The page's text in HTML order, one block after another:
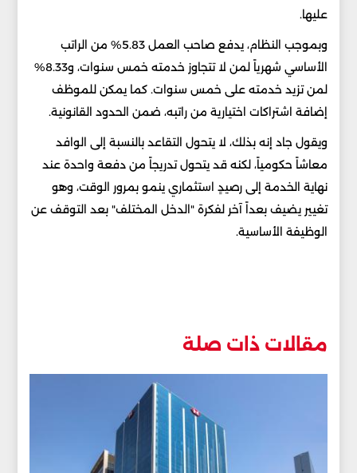
عليها.
وبموجب النظام، يدفع صاحب العمل 5.83% من الراتب
الأساسي شهرياً لمن لا تتجاوز خدمته خمس سنوات، و8.33%
لمن تزيد خدمته على خمس سنوات. كما يمكن للموظف
إضافة اشتراكات اختيارية من راتبه، ضمن الحدود القانونية.
ويقول جاد إنه بذلك، لا يتحول التقاعد بالنسبة إلى الوافد
معاشاً حكومياً، لكنه قد يتحول تدريجاً من دفعة واحدة عند
نهاية الخدمة إلى رصيدٍ استثماري ينمو بمرور الوقت، وهو
تغيير يضيف بعداً آخر لفكرة "الدخل المختلف" بعد التوقف عن
الوظيفة الأساسية.
مقالات ذات صلة